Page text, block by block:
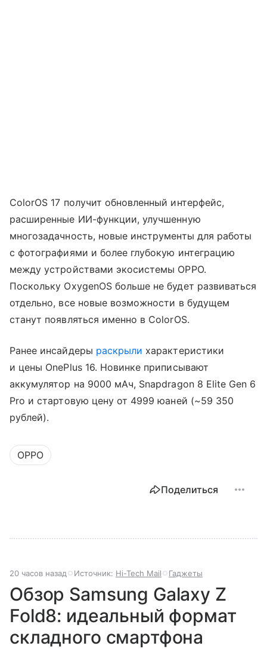
ColorOS 17 получит обновленный интерфейс,
расширенные ИИ-функции, улучшенную
многозадачность, новые инструменты для работы
с фотографиями и более глубокую интеграцию
между устройствами экосистемы OPPO.
Поскольку OxygenOS больше не будет развиваться
отдельно, все новые возможности в будущем
станут появляться именно в ColorOS.
Ранее инсайдеры раскрыли характеристики
и цены OnePlus 16. Новинке приписывают
аккумулятор на 9000 мАч, Snapdragon 8 Elite Gen 6
Pro и стартовую цену от 4999 юаней (~59 350
рублей).
OPPO
Поделиться
20 часов назад Источник: Hi-Tech Mail Гаджеты
Обзор Samsung Galaxy Z
Fold8: идеальный формат
складного смартфона